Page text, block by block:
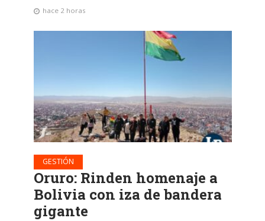
hace 2 horas
GESTIÓN
Oruro: Rinden homenaje a
Bolivia con iza de bandera
gigante